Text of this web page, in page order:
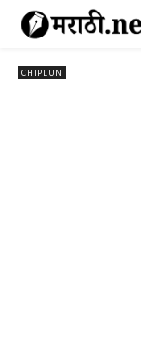
CHIPLUN